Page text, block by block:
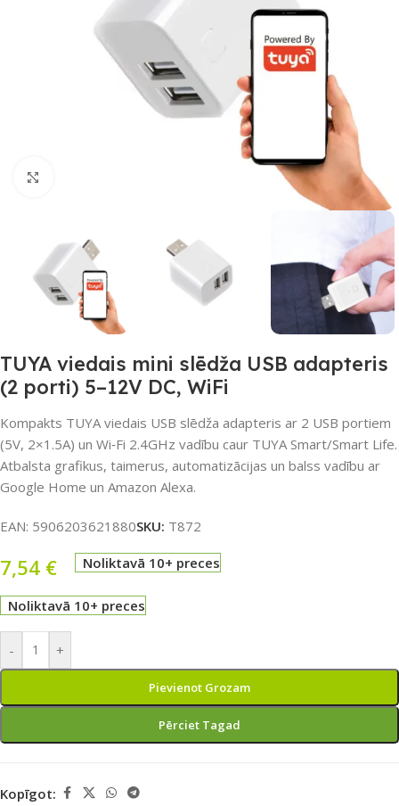
TUYA viedais mini slēdža USB adapteris
(2 porti) 5–12V DC, WiFi
Kompakts TUYA viedais USB slēdža adapteris ar 2 USB portiem
(5V, 2×1.5A) un Wi‑Fi 2.4GHz vadību caur TUYA Smart/Smart Life.
Atbalsta grafikus, taimerus, automatizācijas un balss vadību ar
Google Home un Amazon Alexa.
EAN: 5906203621880SKU: T872
7,54 € Noliktavā 10+ preces
Noliktavā 10+ preces
- +
Pievienot Grozam
Pērciet Tagad
Kopīgot: